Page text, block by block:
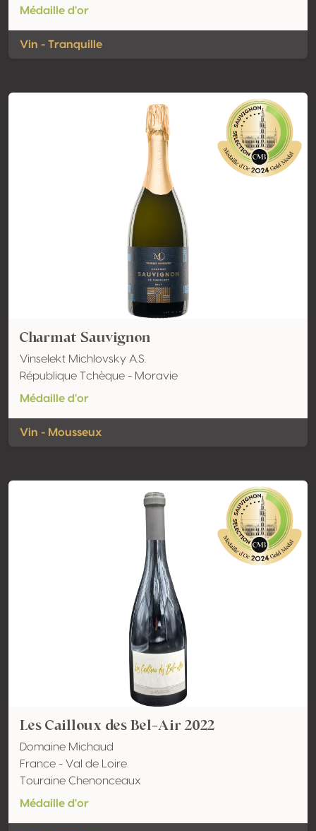
Médaille d'or
Vin - Tranquille
Charmat Sauvignon
Vinselekt Michlovsky A.S.
République Tchèque - Moravie
Médaille d'or
Vin - Mousseux
Les Cailloux des Bel-Air 2022
Domaine Michaud
France - Val de Loire
Touraine Chenonceaux
Médaille d'or